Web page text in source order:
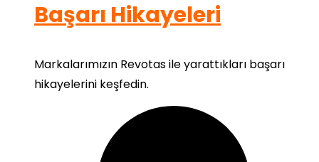
Başarı Hikayeleri
Markalarımızın Revotas ile yarattıkları başarı
hikayelerini keşfedin.